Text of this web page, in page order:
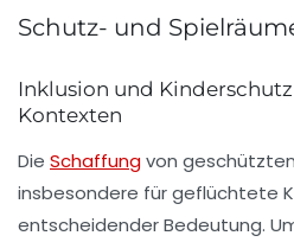
Schutz- und
Inklusion und
Kontexten
Die Schaffungvon
insbesondere für geflüchtete
entscheidender Bedeutung.